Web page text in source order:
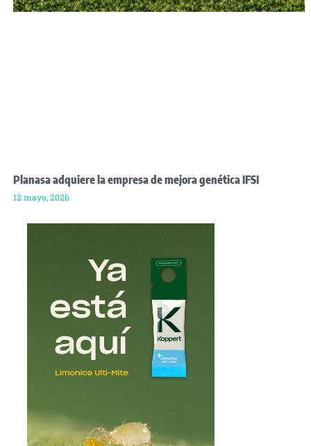
Planasa adquiere la empresa de mejora genética IFSI
12 mayo, 2026